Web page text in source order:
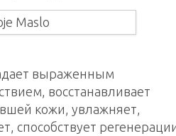
выраженным
восстанавливает
кожи, увлажняет,
способствует